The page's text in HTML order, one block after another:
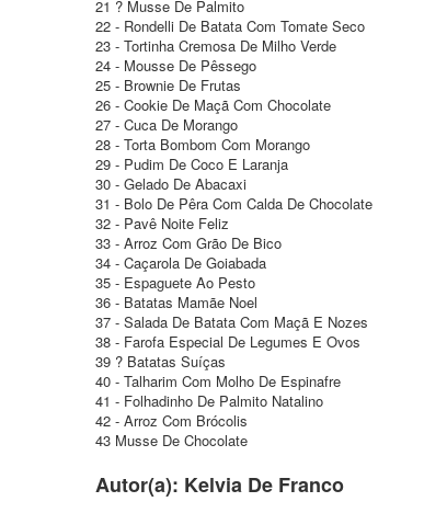
21 ? Musse De Palmito
22 - Rondelli De Batata Com Tomate Seco
23 - Tortinha Cremosa De Milho Verde
24 - Mousse De Pêssego
25 - Brownie De Frutas
26 - Cookie De Maçã Com Chocolate
27 - Cuca De Morango
28 - Torta Bombom Com Morango
29 - Pudim De Coco E Laranja
30 - Gelado De Abacaxi
31 - Bolo De Pêra Com Calda De Chocolate
32 - Pavê Noite Feliz
33 - Arroz Com Grão De Bico
34 - Caçarola De Goiabada
35 - Espaguete Ao Pesto
36 - Batatas Mamãe Noel
37 - Salada De Batata Com Maçã E Nozes
38 - Farofa Especial De Legumes E Ovos
39 ? Batatas Suíças
40 - Talharim Com Molho De Espinafre
41 - Folhadinho De Palmito Natalino
42 - Arroz Com Brócolis
43 Musse De Chocolate
Autor(a): Kelvia De Franco